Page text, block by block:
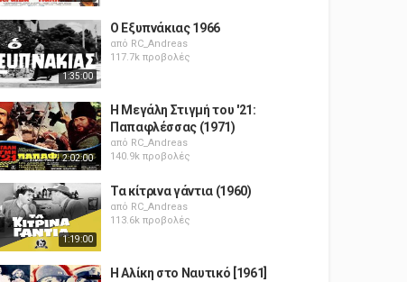
1:35:00
Ο Εξυπνάκιας 1966
από RC_Andreas
117.7k προβολές
2:02:00
Η Μεγάλη Στιγμή του '21:
Παπαφλέσσας (1971)
από RC_Andreas
140.9k προβολές
1:19:00
Τα κίτρινα γάντια (1960)
από RC_Andreas
113.6k προβολές
Η Αλίκη στο Ναυτικό [1961]